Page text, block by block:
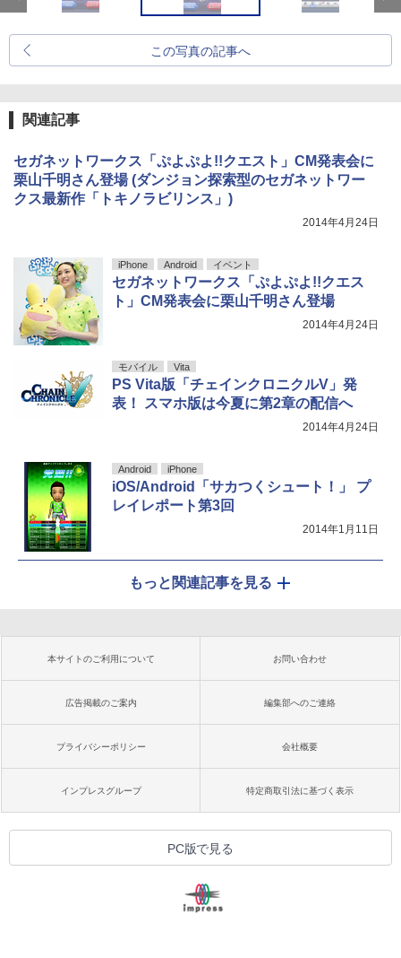
この写真の記事へ
関連記事
セガネットワークス「ぷよぷよ!!クエスト」CM発表会に
栗山千明さん登場 (ダンジョン探索型のセガネットワー
クス最新作「トキノラビリンス」)
2014年4月24日
iPhone Android イベント
セガネットワークス「ぷよぷよ!!クエス
ト」CM発表会に栗山千明さん登場
2014年4月24日
モバイル Vita
PS Vita版「チェインクロニクルV」発
表！ スマホ版は今夏に第2章の配信へ
2014年4月24日
Android iPhone
iOS/Android「サカつくシュート！」 プ
レイレポート第3回
2014年1月11日
もっと関連記事を見る
本サイトのご利用について お問い合わせ
広告掲載のご案内 編集部へのご連絡
プライバシーポリシー 会社概要
インプレスグループ 特定商取引法に基づく表示
PC版で見る